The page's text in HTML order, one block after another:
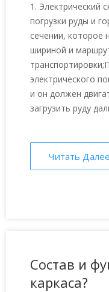
м3 и
20W?
1. Электрический
погрузки руды и
сечении, которое
шириной и
электрического
и он должен
загрузить руду
Читать Далее
Состав и
каркаса?